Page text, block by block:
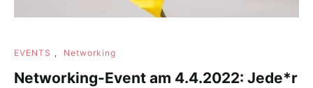
EVENTS , Networking
Networking-Event am 4.4.2022: Jede*r